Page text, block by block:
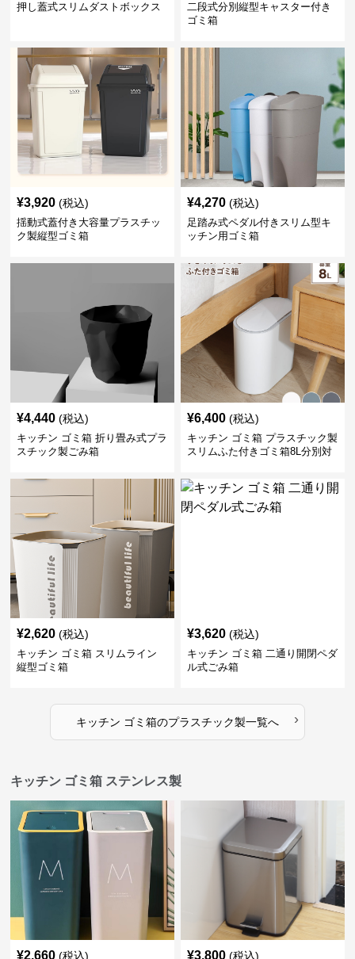
押し蓋式スリムダストボックス
二段式分別縦型キャスター付き
ゴミ箱
¥3,920 (税込)
揺動式蓋付き大容量プラスチッ
ク製縦型ゴミ箱
¥4,270 (税込)
足踏み式ペダル付きスリム型キ
ッチン用ゴミ箱
¥4,440 (税込)
キッチン ゴミ箱 折り畳み式プラ
スチック製ごみ箱
¥6,400 (税込)
キッチン ゴミ箱 プラスチック製
スリムふた付きゴミ箱8L分別対
¥2,620 (税込)
キッチン ゴミ箱 スリムライン
縦型ゴミ箱
¥3,620 (税込)
キッチン ゴミ箱 二通り開閉ペダ
ル式ごみ箱
キッチン ゴミ箱のプラスチック製一覧へ ›
キッチン ゴミ箱 ステンレス製
¥2,660 (税込) ¥3,800 (税込)